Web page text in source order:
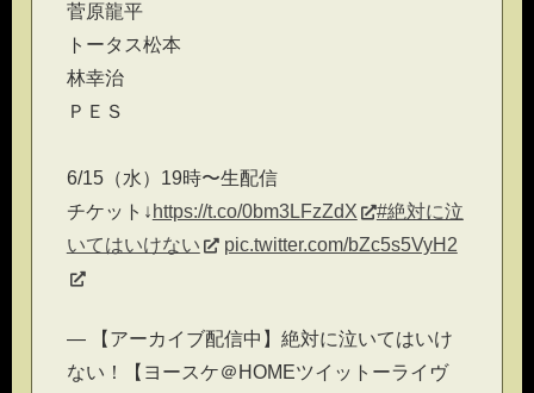
菅原龍平
トータス松本
林幸治
ＰＥＳ
6/15（水）19時〜生配信
チケット↓ https://t.co/0bm3LFzZdX
#絶対に泣
いてはいけない
pic.twitter.com/bZc5s5VyH2
— 【アーカイブ配信中】絶対に泣いてはいけ
ない！【ヨースケ＠HOMEツイットーライヴ